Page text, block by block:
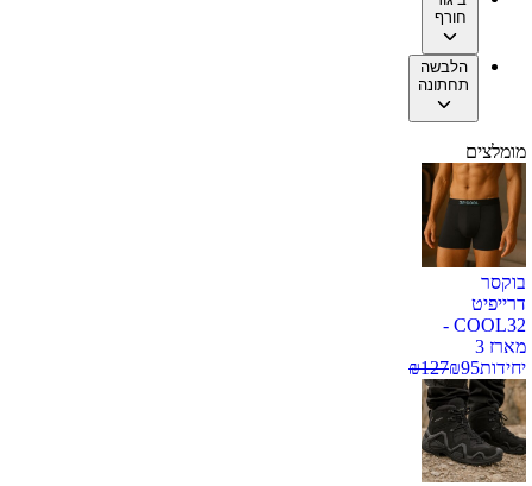
חורף
הלבשה
תחתונה
מומלצים
בוקסר
דרייפיט
COOL32 -
מארז 3
יחידות
₪95
₪127